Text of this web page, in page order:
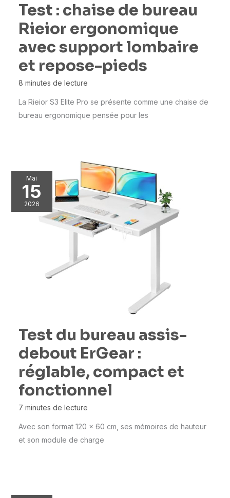
Test : chaise de bureau
Rieior ergonomique
avec support lombaire
et repose-pieds
8 minutes de lecture
La Rieior S3 Elite Pro se présente comme une chaise de
bureau ergonomique pensée pour les
Mai
15
2026
Test du bureau assis-
debout ErGear :
réglable, compact et
fonctionnel
7 minutes de lecture
Avec son format 120 x 60 cm, ses mémoires de hauteur
et son module de charge